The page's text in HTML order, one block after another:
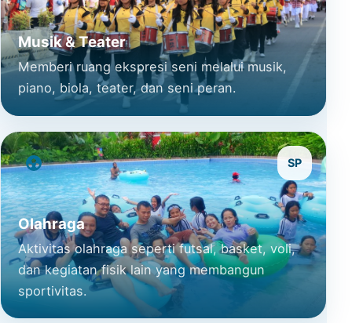
Musik & Teater
Memberi ruang ekspresi seni melalui musik,
piano, biola, teater, dan seni peran.
SP
Olahraga
Aktivitas olahraga seperti futsal, basket, voli,
dan kegiatan fisik lain yang membangun
sportivitas.